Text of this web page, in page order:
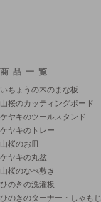
商品一覧
いちょうの木のまな板
山桜のカッティングボード
ケヤキのツールスタンド
ケヤキのトレー
山桜のお皿
ケヤキの丸盆
山桜のなべ敷き
ひのきの洗濯板
ひのきのターナー・しゃもじ